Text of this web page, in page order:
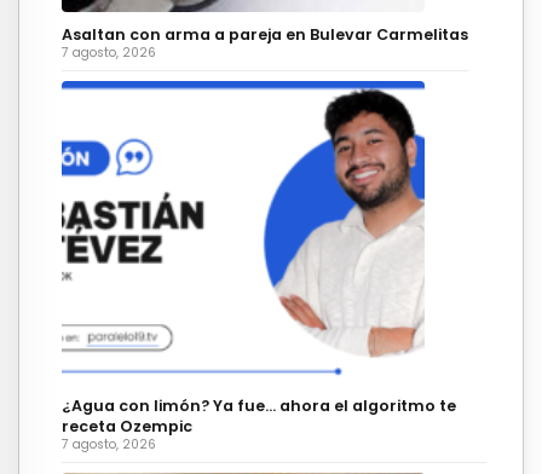
Asaltan con arma a pareja en Bulevar Carmelitas
7 agosto, 2026
¿Agua con limón? Ya fue… ahora el algoritmo te
receta Ozempic
7 agosto, 2026